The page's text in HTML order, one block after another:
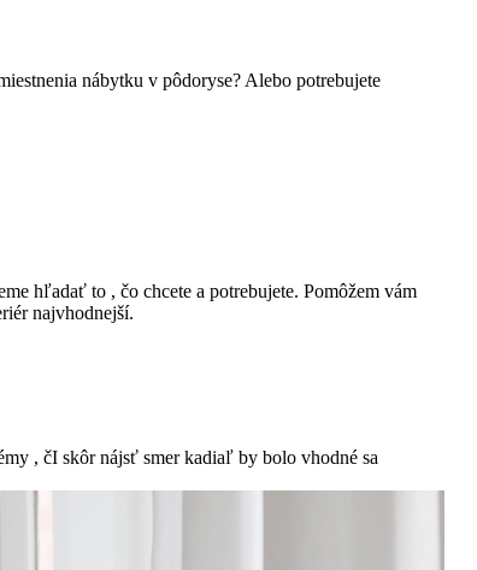
nábytku v pôdoryse? Alebo potrebujete
hľadať to , čo chcete a potrebujete. Pomôžem vám
najvhodnejší.
, čI skôr nájsť smer kadiaľ by bolo vhodné sa